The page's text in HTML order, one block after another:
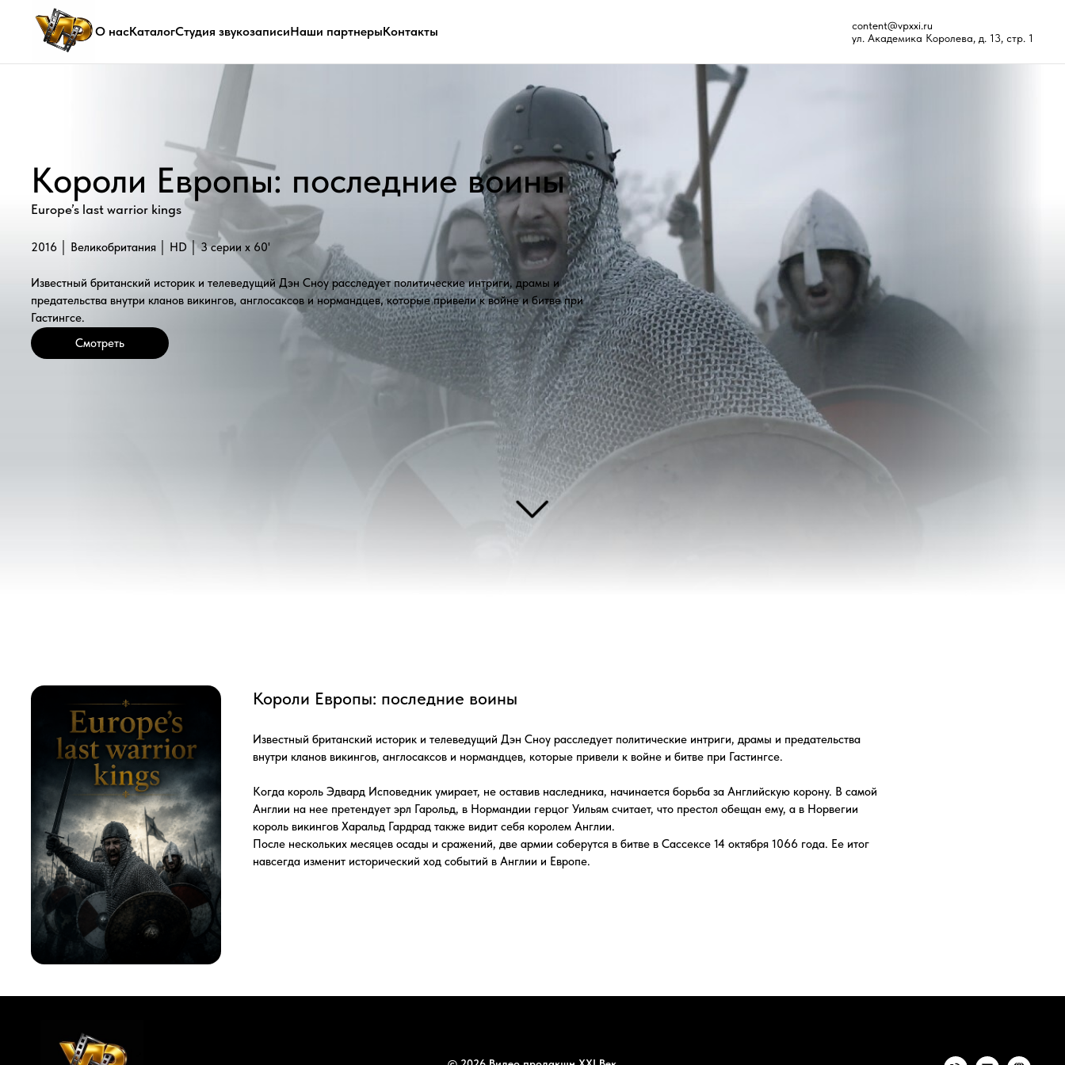
О насКаталогСтудия звукозаписиНаши партнерыКонтакты
content@vpxxi.ru
ул. Академика Королева, д. 13, стр. 1
Короли Европы: последние воины
Europe’s last warrior kings
2016 │ Великобритания │ HD │ 3 серии x 60'
Известный британский историк и телеведущий Дэн Сноу расследует политические интриги, драмы и
предательства внутри кланов викингов, англосаксов и нормандцев, которые привели к войне и битве при
Гастингсе.
Смотреть
Когда король Эдвард Исповедник умирает, не оставив наследника, начинается борьба за Английскую корону. В самой
король викингов Харальд Гардрад также видит себя королем Англии.
После нескольких месяцев осады и сражений, две армии соберутся в битве в Сассексе 14 октября 1066 года. Ее итог